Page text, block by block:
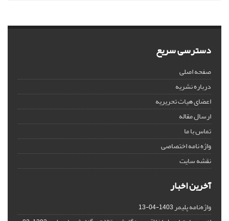
دسترسی سریع
صفحه اصلی
درباره نشریه
اعضای هیات تحریریه
ارسال مقاله
تماس با ما
واژه نامه اختصاصی
نقشه سایت
آخرین اخبار
واژه‌نامه پلیمر1403-04-13